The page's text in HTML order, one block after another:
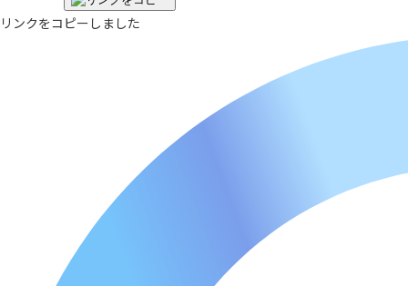
リンクをコピーしました